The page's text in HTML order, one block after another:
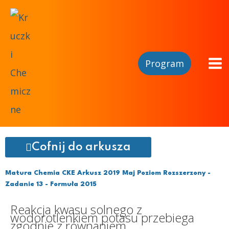
Program
Cofnij do arkusza
Matura Chemia CKE Arkusz 2019 Maj Poziom Rozszerzony -
Zadanie 13 - Formuła 2015
Reakcja kwasu solnego z
wodorotlenkiem potasu przebiega